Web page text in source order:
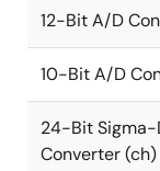
12-Bit A/D
10-Bit A/D
24-Bit
Converter (ch)